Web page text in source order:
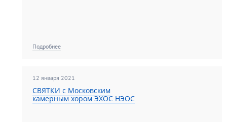
Подробнее
12 января 2021
СВЯТКИ с Московским
камерным хором ЭХОС НЭОС